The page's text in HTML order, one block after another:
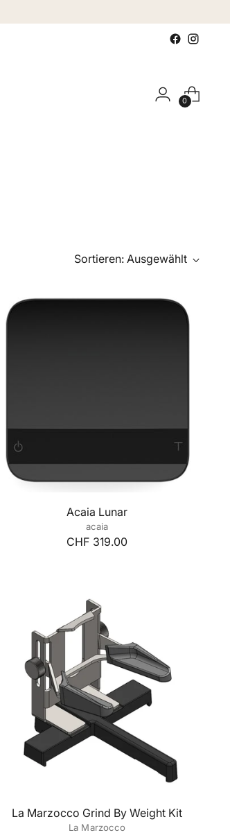
0
Sortieren: Ausgewählt
Acaia Lunar
acaia
CHF 319.00
La Marzocco Grind By Weight Kit
La Marzocco